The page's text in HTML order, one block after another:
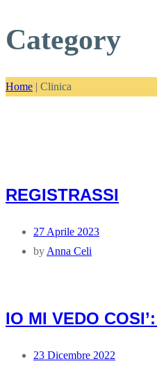
Category
Home | Clinica
REGISTRASSI
27 Aprile 2023
by Anna Celi
IO MI VEDO
23 Dicembre 2022